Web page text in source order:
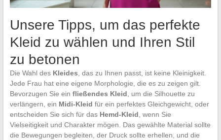
Unsere Tipps, um das perfekte
Kleid zu wählen und Ihren Stil
zu betonen
Die Wahl des Kleides , das zu Ihnen passt, ist keine Kleinigkeit.
Jede Frau hat eine eigene Morphologie, die es zu zeigen gilt.
Bevorzugen Sie ein fließendes Kleid , um die Silhouette zu
verlängern, ein Midi-Kleid für ein perfektes Gleichgewicht, oder
entscheiden Sie sich für das Hemd-Kleid , wenn Sie
Vielseitigkeit und Charakter mögen. Das gewählte Material sollte
die Bewegungen begleiten, der Druck sollte erhellen, und die